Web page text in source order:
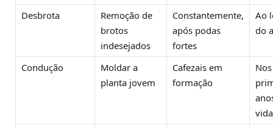
Desbrota
Remoção de
brotos
indesejados
Constantemente,
após podas
fortes
Ao
do
Condução
Moldar a
planta jovem
Cafezais em
formação
Nos
vida